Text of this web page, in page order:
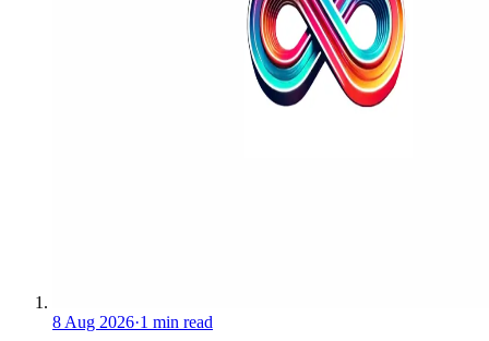
8 Aug 2026·1 min read